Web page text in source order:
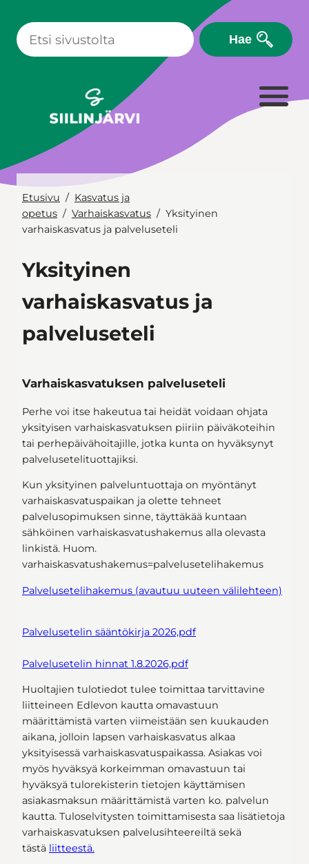
sisältöön
Hae
Etusivu
Kasvatus ja
opetus
Varhaiskasvatus
Yksityinen
varhaiskasvatus ja palveluseteli
Yksityinen
varhaiskasvatus ja
palveluseteli
Varhaiskasvatuksen palveluseteli
Perhe voi itse hakeutua tai heidät voidaan ohjata
yksityisen varhaiskasvatuksen piiriin päiväkoteihin
tai perhepäivähoitajille, jotka kunta on hyväksynyt
palvelusetelituottajiksi.
Kun yksityinen palveluntuottaja on myöntänyt
varhaiskasvatuspaikan ja olette tehneet
palvelusopimuksen sinne, täyttäkää kuntaan
sähköinen varhaiskasvatushakemus alla olevasta
linkistä. Huom.
varhaiskasvatushakemus=palvelusetelihakemus
Palvelusetelihakemus (avautuu uuteen välilehteen)
Palvelusetelin sääntökirja 2026,pdf
Palvelusetelin hinnat 1.8.2026,pdf
Huoltajien tulotiedot tulee toimittaa tarvittavine
liitteineen Edlevon kautta omavastuun
määrittämistä varten viimeistään sen kuukauden
aikana, jolloin lapsen varhaiskasvatus alkaa
yksityisessä varhaiskasvatuspaikassa. Asiakas voi
myös hyväksyä korkeimman omavastuun tai
hyväksyä tulorekisterin tietojen käyttämisen
asiakasmaksun määrittämistä varten ko. palvelun
kautta. Tuloselvitysten toimittamisesta saa lisätietoja
varhaiskasvatuksen palvelusihteereiltä sekä
tästä liitteestä.